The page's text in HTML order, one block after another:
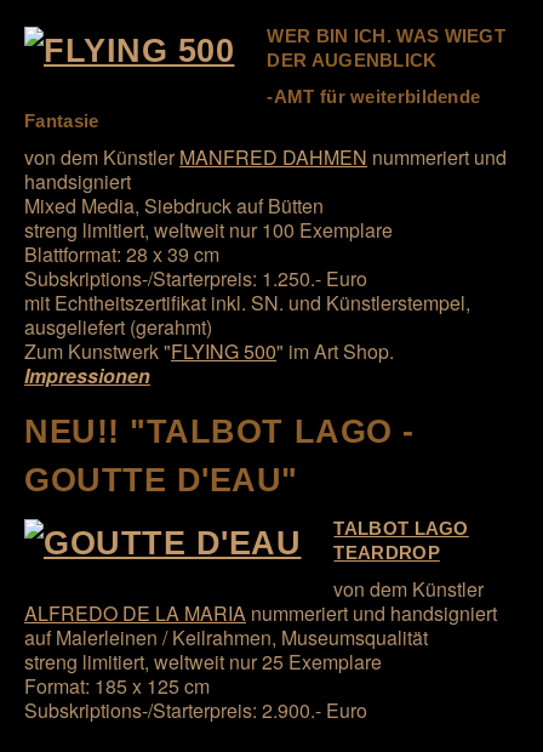
WER BIN ICH. WAS WIEGT
DER AUGENBLICK
-AMT für weiterbildende
Fantasie
von dem Künstler MANFRED DAHMEN nummeriert und
handsigniert
Mixed Media, Siebdruck auf Bütten
streng limitiert, weltweit nur 100 Exemplare
Blattformat: 28 x 39 cm
Subskriptions-/Starterpreis: 1.250.- Euro
mit Echtheitszertifikat inkl. SN. und Künstlerstempel,
ausgeliefert (gerahmt)
Zum Kunstwerk "FLYING 500" im Art Shop.
Impressionen
NEU!! "TALBOT LAGO -
GOUTTE D'EAU"
TALBOT LAGO
TEARDROP
von dem Künstler
ALFREDO DE LA MARIA nummeriert und handsigniert
auf Malerleinen / Keilrahmen, Museumsqualität
streng limitiert, weltweit nur 25 Exemplare
Format: 185 x 125 cm
Subskriptions-/Starterpreis: 2.900.- Euro